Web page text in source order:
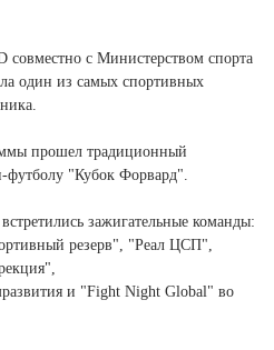
совместно с Министерством спорта
один из самых спортивных
прошел традиционный
"Кубок Форвард".
зажигательные команды:
резерв", "Реал ЦСП",
и "Fight Night Global" во